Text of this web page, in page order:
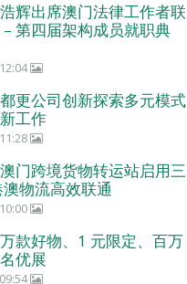
辉出席澳门法律工作者联
第四届架构成员就职典
更公司创新探索多元模式
工作
门跨境货物转运站启用三
物流高效联通
款好物、1 元限定、百万
优展